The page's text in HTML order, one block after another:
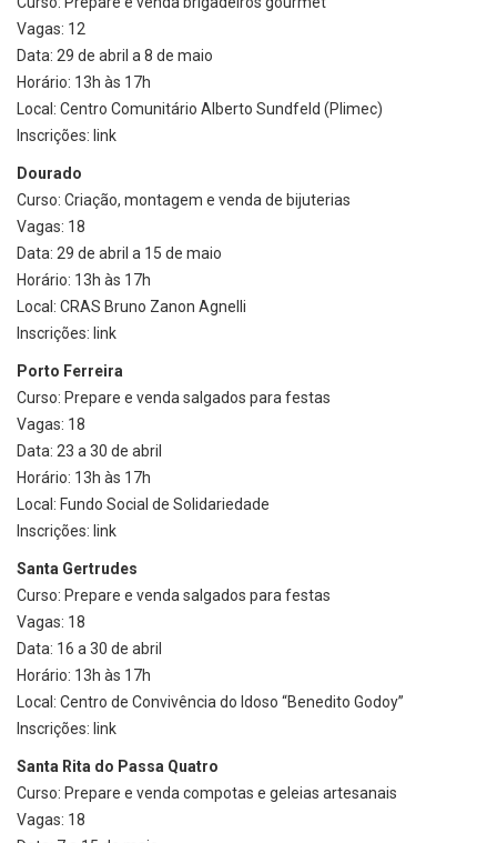
Vagas: 12
Data: 29 de abril a 8 de maio
Horário: 13h às 17h
Local: Centro Comunitário Alberto Sundfeld (Plimec)
Inscrições: link
Dourado
Curso: Criação, montagem e venda de bijuterias
Vagas: 18
Data: 29 de abril a 15 de maio
Horário: 13h às 17h
Local: CRAS Bruno Zanon Agnelli
Inscrições: link
Porto Ferreira
Curso: Prepare e venda salgados para festas
Vagas: 18
Data: 23 a 30 de abril
Horário: 13h às 17h
Local: Fundo Social de Solidariedade
Inscrições: link
Santa Gertrudes
Curso: Prepare e venda salgados para festas
Vagas: 18
Data: 16 a 30 de abril
Horário: 13h às 17h
Local: Centro de Convivência do Idoso “Benedito Godoy”
Inscrições: link
Santa Rita do Passa Quatro
Curso: Prepare e venda compotas e geleias artesanais
Vagas: 18